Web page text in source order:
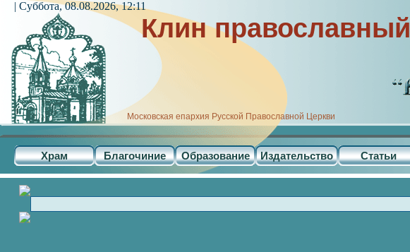
Клин православный
Московская епархия Русской Православной Церкви
Храм Благочиние Образование Издательство Статьи
| Суббота, 08.08.2026, 12:11